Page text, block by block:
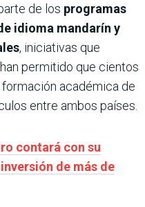
de los programas
idioma mandarín y
, iniciativas que
permitido que cientos
académica de
entre ambos países.
contará con su
de más de